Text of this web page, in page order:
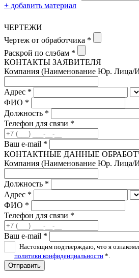
+ добавить материал
ЧЕРТЕЖИ
Чертеж от обработчика *
Раскрой по слэбам *
КОНТАКТЫ ЗАЯВИТЕЛЯ
Компания (Наименование Юр.
Адрес *
ФИО *
Должность *
Телефон для связи *
Ваш e-mail *
КОНТАКТНЫЕ ДАННЫЕ
Компания (Наименование Юр.
Должность *
Адрес *
ФИО *
Телефон для связи *
Ваш e-mail *
Настоящим подтверждаю, что я
политики конфиденциальности *.
Отправить